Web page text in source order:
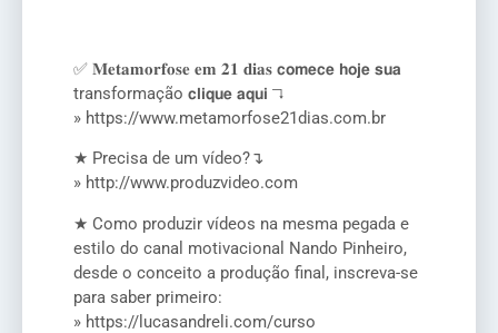
✅ 𝐌𝐞𝐭𝐚𝐦𝐨𝐫𝐟𝐨𝐬𝐞 𝐞𝐦 𝟐𝟏 𝐝𝐢𝐚𝐬 𝗰𝗼𝗺𝗲𝗰𝗲 𝗵𝗼𝗷𝗲 𝘀𝘂𝗮
transformação 𝗰𝗹𝗶𝗾𝘂𝗲 𝗮𝗾𝘂𝗶 ↴
» https://www.metamorfose21dias.com.br
★ Precisa de um vídeo?↴
» http://www.produzvideo.com
★ Como produzir vídeos na mesma pegada e
estilo do canal motivacional Nando Pinheiro,
desde o conceito a produção final, inscreva-se
para saber primeiro:
» https://lucasandreli.com/curso